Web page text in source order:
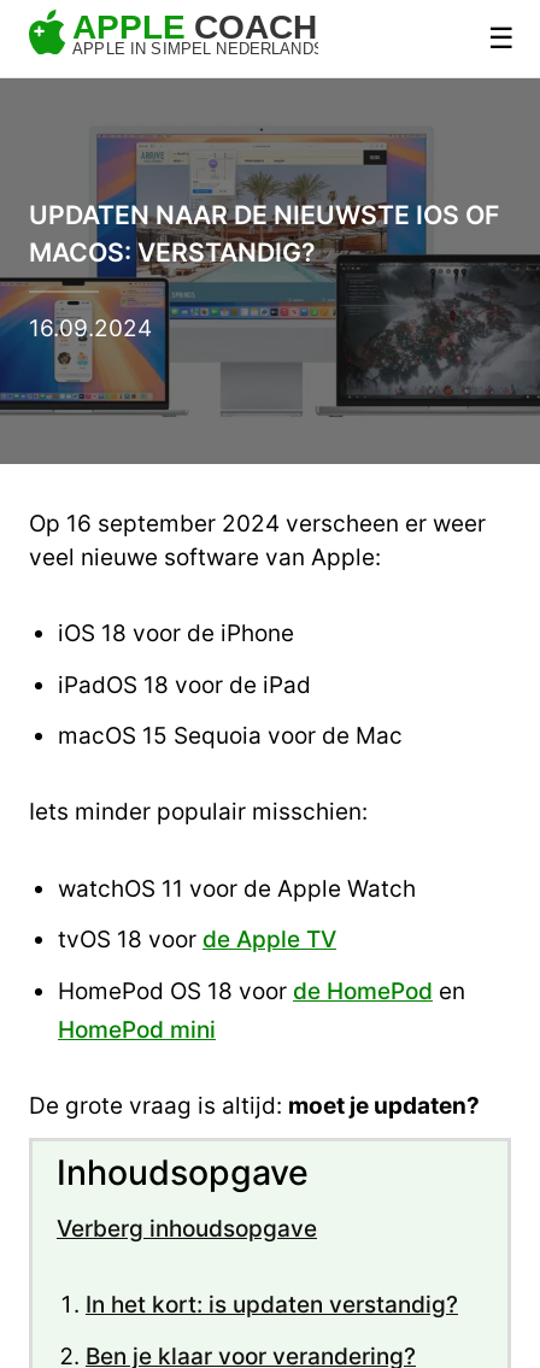
☰
UPDATEN NAAR DE NIEUWSTE IOS OF
MACOS: VERSTANDIG?
16.09.2024
Op 16 september 2024 verscheen er weer
veel nieuwe software van Apple:
iOS 18 voor de iPhone
iPadOS 18 voor de iPad
macOS 15 Sequoia voor de Mac
Iets minder populair misschien:
watchOS 11 voor de Apple Watch
tvOS 18 voor de Apple TV
HomePod OS 18 voor de HomePod en
HomePod mini
De grote vraag is altijd: moet je updaten?
Inhoudsopgave
Verberg inhoudsopgave
In het kort: is updaten verstandig?
Ben je klaar voor verandering?